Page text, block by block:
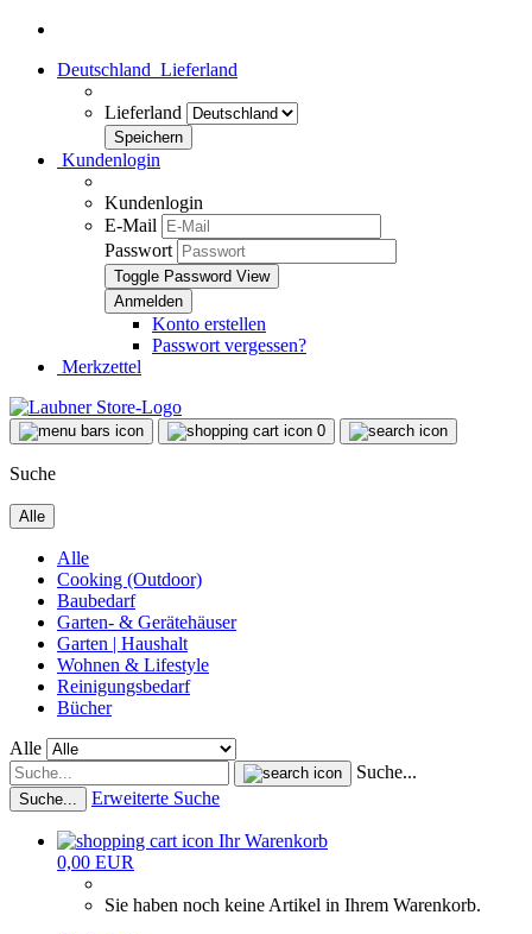
Deutschland Lieferland
Lieferland
Kundenlogin
Kundenlogin
E-Mail
Passwort
Toggle Password View
Konto erstellen
Passwort vergessen?
Merkzettel
0
Suche
Alle
Alle
Cooking (Outdoor)
Baubedarf
Garten- & Gerätehäuser
Garten | Haushalt
Wohnen & Lifestyle
Reinigungsbedarf
Bücher
Alle
Suche...
Suche... Erweiterte Suche
Ihr Warenkorb
0,00 EUR
Sie haben noch keine Artikel in Ihrem Warenkorb.